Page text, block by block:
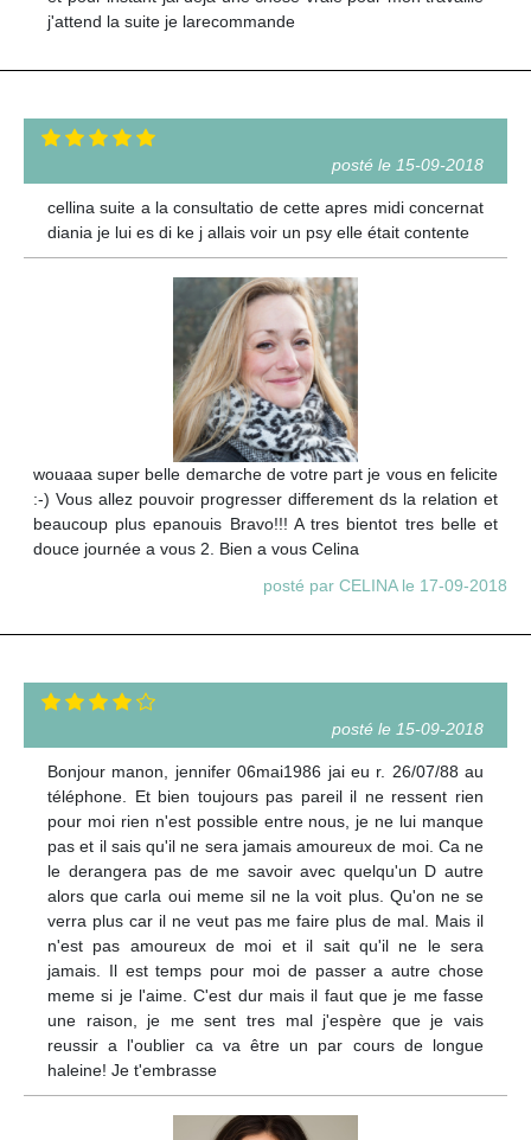
j'attend la suite je larecommande
posté le 15-09-2018
cellina suite a la consultatio de cette apres midi concernat
diania je lui es di ke j allais voir un psy elle était contente
wouaaa super belle demarche de votre part je vous en felicite
:-) Vous allez pouvoir progresser differement ds la relation et
beaucoup plus epanouis Bravo!!! A tres bientot tres belle et
douce journée a vous 2. Bien a vous Celina
posté par CELINA le 17-09-2018
posté le 15-09-2018
Bonjour manon, jennifer 06mai1986 jai eu r. 26/07/88 au
téléphone. Et bien toujours pas pareil il ne ressent rien
pour moi rien n'est possible entre nous, je ne lui manque
pas et il sais qu'il ne sera jamais amoureux de moi. Ca ne
le derangera pas de me savoir avec quelqu'un D autre
alors que carla oui meme sil ne la voit plus. Qu'on ne se
verra plus car il ne veut pas me faire plus de mal. Mais il
n'est pas amoureux de moi et il sait qu'il ne le sera
jamais. Il est temps pour moi de passer a autre chose
meme si je l'aime. C'est dur mais il faut que je me fasse
une raison, je me sent tres mal j'espère que je vais
reussir a l'oublier ca va être un par cours de longue
haleine! Je t'embrasse